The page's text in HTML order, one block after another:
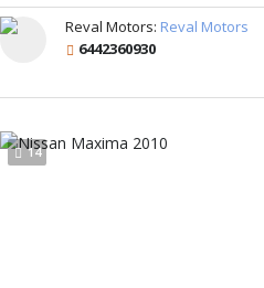
Reval Motors: Reval Motors
6442360930
14